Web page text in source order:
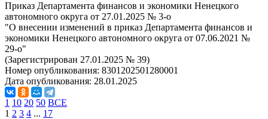
Приказ Департамента финансов и экономики Ненецкого
автономного округа от 27.01.2025 № 3-о
"О внесении изменений в приказ Департамента финансов и
экономики Ненецкого автономного округа от 07.06.2021 №
29-о"
(Зарегистрирован 27.01.2025 № 39)
Номер опубликования: 8301202501280001
Дата опубликования: 28.01.2025
1 10 20 50 ВСЕ
1 2 3 4 ... 17